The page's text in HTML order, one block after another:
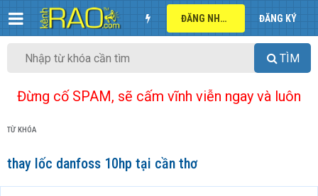
ĐĂNG NHẬP ĐĂNG KÝ
TÌM
Đừng cố SPAM, sẽ cấm vĩnh viễn ngay và luôn
TỪ KHÓA
thay lốc danfoss 10hp tại cần thơ